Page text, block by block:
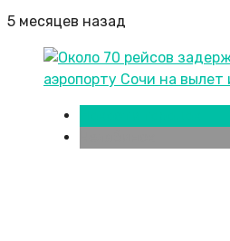
5 месяцев назад